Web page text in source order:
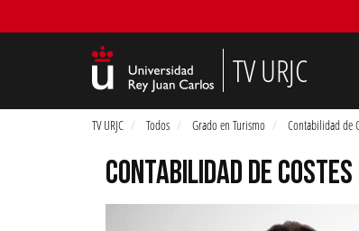
TV URJC
TV URJC Todos Grado en Turismo Contabilidad de
CONTABILIDAD DE